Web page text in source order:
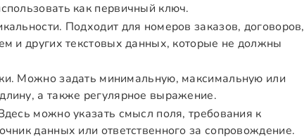
как первичный ключ.
Подходит для номеров заказов, договоров,
и других текстовых данных, которые не должны
Можно задать минимальную, максимальную или
а также регулярное выражение.
можно указать смысл поля, требования к
данных или ответственного за сопровождение.